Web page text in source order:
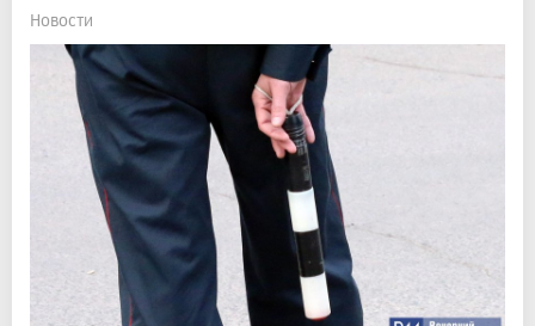
Новости